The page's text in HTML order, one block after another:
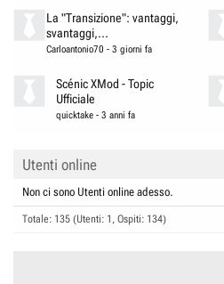
La "Transizione": vantaggi,
svantaggi,...
Carloantonio70 - 3 giorni fa
Scénic XMod - Topic
Ufficiale
quicktake -3 anni fa
Utenti online
Non ci sono Utenti online adesso.
Totale: 135 (Utenti: 1, Ospiti: 134)